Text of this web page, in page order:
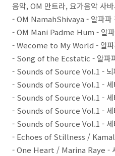
음악, OM 만트라, 요가음악 사
- OM NamahShivaya - 알파파
- OM Mani Padme Hum - 알
- Wecome to My World - 알파
- Song of the Ecstatic - 알파
- Sounds of Source Vol.1 - 뇌
- Sounds of Source Vol.1 - 세
- Sounds of Source Vol.1 - 세
- Sounds of Source Vol.1 - 세
- Sounds of Source Vol.1 - 세
- Echoes of Stillness / Kamal
- One Heart / Marina Raye -